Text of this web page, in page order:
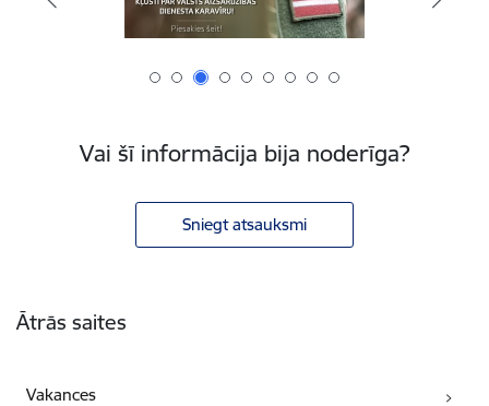
Vai šī informācija bija noderīga?
Sniegt atsauksmi
Ātrās saites
Vakances